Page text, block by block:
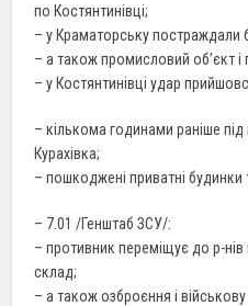
по Костянтинівці;
– у Краматорську постраждали
– а також промисловий об’єкт
– у Костянтинівці удар
– кількома годинами раніше
Курахівка;
– пошкоджені приватні будинки
– 7.01 /Генштаб ЗСУ/:
– противник переміщує до р-
склад;
– а також озброєння і